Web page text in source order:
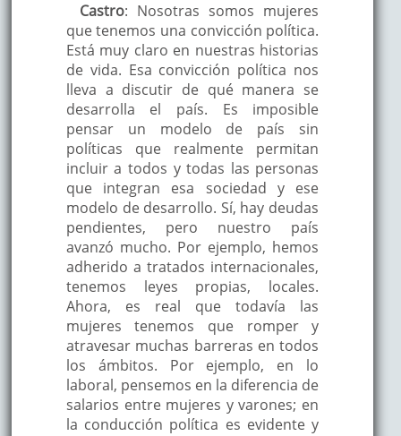
Castro: Nosotras somos mujeres
que tenemos una convicción política.
Está muy claro en nuestras historias
de vida. Esa convicción política nos
lleva a discutir de qué manera se
desarrolla el país. Es imposible
pensar un modelo de país sin
políticas que realmente permitan
incluir a todos y todas las personas
que integran esa sociedad y ese
modelo de desarrollo. Sí, hay deudas
pendientes, pero nuestro país
avanzó mucho. Por ejemplo, hemos
adherido a tratados internacionales,
tenemos leyes propias, locales.
Ahora, es real que todavía las
mujeres tenemos que romper y
atravesar muchas barreras en todos
los ámbitos. Por ejemplo, en lo
laboral, pensemos en la diferencia de
salarios entre mujeres y varones; en
la conducción política es evidente y